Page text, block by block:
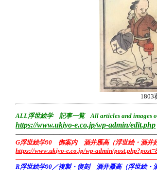
1803
ALL浮世絵学 記事一覧 All articles and images
https://www.ukiyo-e.co.jp/wp-admin/edit.php
G浮世絵学00 御案内 酒井雁高（浮世絵・酒井
https://www.ukiyo-e.co.jp/wp-admin/
R浮世絵学00／複製・復刻 酒井雁高（浮世絵・